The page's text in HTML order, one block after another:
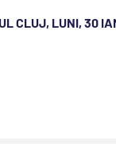
CLUJ, LUNI, 30